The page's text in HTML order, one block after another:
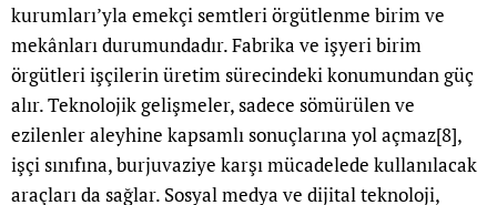
kurumları’yla emekçi semtleri örgütlenme birim ve
mekânları durumundadır. Fabrika ve işyeri birim
örgütleri işçilerin üretim sürecindeki konumundan güç
alır. Teknolojik gelişmeler, sadece sömürülen ve
ezilenler aleyhine kapsamlı sonuçlarına yol açmaz[8],
işçi sınıfına, burjuvaziye karşı mücadelede kullanılacak
araçları da sağlar. Sosyal medya ve dijital teknoloji,